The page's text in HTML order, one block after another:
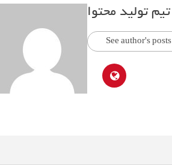
تیم تولید محتوا
See author's posts